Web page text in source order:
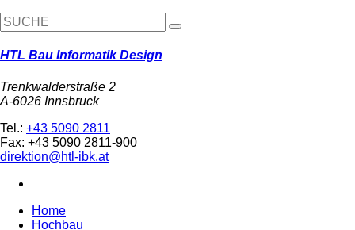
HTL Bau Informatik Design
Trenkwalderstraße 2
A-6026 Innsbruck
Tel.: +43 5090 2811
Fax: +43 5090 2811-900
direktion@htl-ibk.at
Home
Hochbau